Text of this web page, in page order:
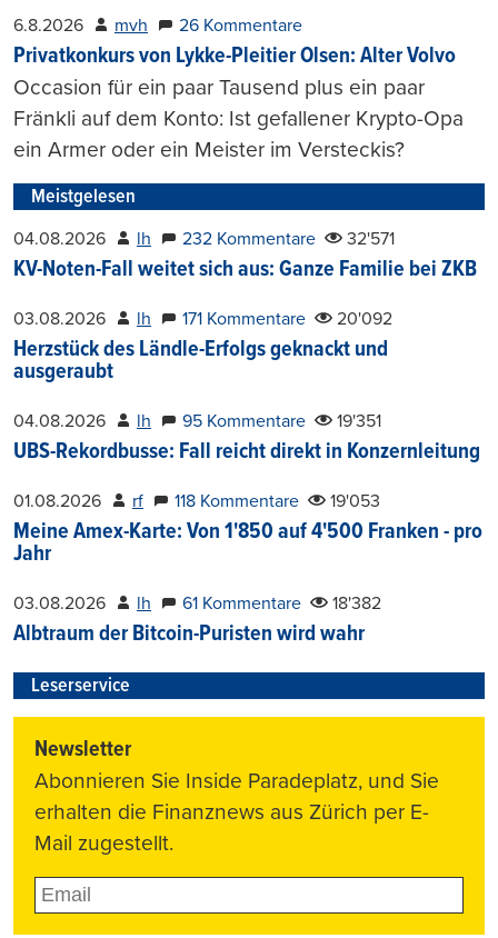
6.8.2026 mvh 26 Kommentare
Privatkonkurs von Lykke-Pleitier Olsen: Alter Volvo
Occasion für ein paar Tausend plus ein paar
Fränkli auf dem Konto: Ist gefallener Krypto-Opa
ein Armer oder ein Meister im Versteckis?
Meistgelesen
04.08.2026 lh 232 Kommentare 32'571
KV-Noten-Fall weitet sich aus: Ganze Familie bei ZKB
03.08.2026 lh 171 Kommentare 20'092
Herzstück des Ländle-Erfolgs geknackt und
ausgeraubt
04.08.2026 lh 95 Kommentare 19'351
UBS-Rekordbusse: Fall reicht direkt in Konzernleitung
01.08.2026 rf 118 Kommentare 19'053
Meine Amex-Karte: Von 1'850 auf 4'500 Franken - pro
Jahr
03.08.2026 lh 61 Kommentare 18'382
Albtraum der Bitcoin-Puristen wird wahr
Leserservice
Newsletter
Abonnieren Sie Inside Paradeplatz, und Sie
erhalten die Finanznews aus Zürich per E-
Mail zugestellt.